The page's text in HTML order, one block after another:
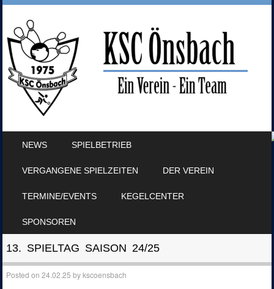
NEWS SPIELBETRIEB
VERGANGENE SPIELZEITEN DER VEREIN
TERMINE/EVENTS KEGELCENTER
SPONSOREN
13. SPIELTAG SAISON 24/25
Posted on24.02.25 bykscoensbach